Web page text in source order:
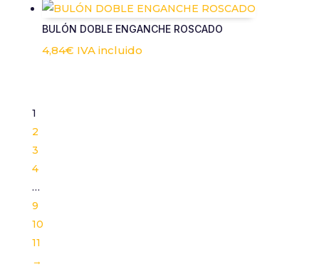
BULÓN DOBLE ENGANCHE ROSCADO
4,84€ IVA incluido
1
2
3
4
…
9
10
11
→